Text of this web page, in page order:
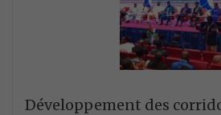
Développement des